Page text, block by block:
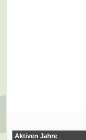
Aktiven Jahre